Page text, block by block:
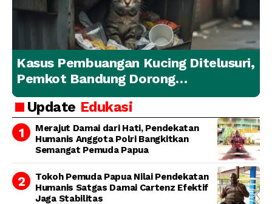
Kasus Pembuangan Kucing Ditelusuri,
Pemkot Bandung Dorong
Penanganan Hewan yang
Bertanggung Jawab
Update Edukasi
Merajut Damai dari Hati, Pendekatan
Humanis Anggota Polri Bangkitkan
Semangat Pemuda Papua
Tokoh Pemuda Papua Nilai Pendekatan
Humanis Satgas Damai Cartenz Efektif
Jaga Stabilitas